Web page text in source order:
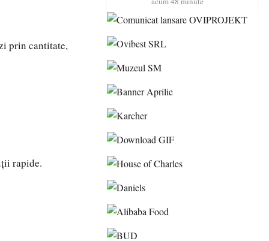
prin cantitate,
rapide.
medicamente esențiale
spectaculoase, premii și un